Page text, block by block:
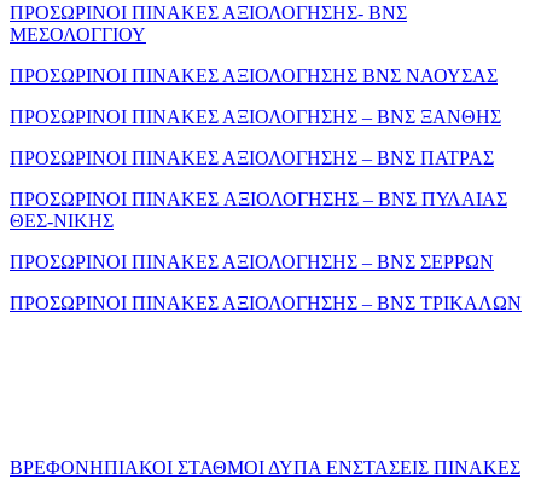
ΠΡΟΣΩΡΙΝΟΙ ΠΙΝΑΚΕΣ ΑΞΙΟΛΟΓΗΣΗΣ- ΒΝΣ
ΜΕΣΟΛΟΓΓΙΟΥ
ΠΡΟΣΩΡΙΝΟΙ ΠΙΝΑΚΕΣ ΑΞΙΟΛΟΓΗΣΗΣ ΒΝΣ ΝΑΟΥΣΑΣ
ΠΡΟΣΩΡΙΝΟΙ ΠΙΝΑΚΕΣ ΑΞΙΟΛΟΓΗΣΗΣ – ΒΝΣ ΞΑΝΘΗΣ
ΠΡΟΣΩΡΙΝΟΙ ΠΙΝΑΚΕΣ ΑΞΙΟΛΟΓΗΣΗΣ – ΒΝΣ ΠΑΤΡΑΣ
ΠΡΟΣΩΡΙΝΟΙ ΠΙΝΑΚΕΣ ΑΞΙΟΛΟΓΗΣΗΣ – ΒΝΣ ΠΥΛΑΙΑΣ
ΘΕΣ-ΝΙΚΗΣ
ΠΡΟΣΩΡΙΝΟΙ ΠΙΝΑΚΕΣ ΑΞΙΟΛΟΓΗΣΗΣ – ΒΝΣ ΣΕΡΡΩΝ
ΠΡΟΣΩΡΙΝΟΙ ΠΙΝΑΚΕΣ ΑΞΙΟΛΟΓΗΣΗΣ – ΒΝΣ ΤΡΙΚΑΛΩΝ
ΒΡΕΦΟΝΗΠΙΑΚΟΙ ΣΤΑΘΜΟΙ ΔΥΠΑ ΕΝΣΤΑΣΕΙΣ ΠΙΝΑΚΕΣ